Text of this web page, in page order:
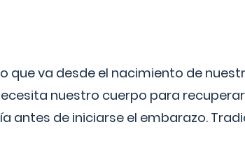
que va desde el nacimiento de
nuestro cuerpo para
antes de iniciarse el embarazo.